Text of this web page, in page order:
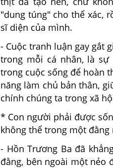
"dung túng" cho thể xác,
sĩ diện của mình.
- Cuộc tranh luận gay gắt
trong mỗi cá nhân, là
trong cuộc sống để hoàn
năng làm chủ bản thân,
chính chúng ta trong xã
* Con người phải được
không thể trong một đằng
- Hồn Trương Ba đã
đằng, bên ngoài một nẻo